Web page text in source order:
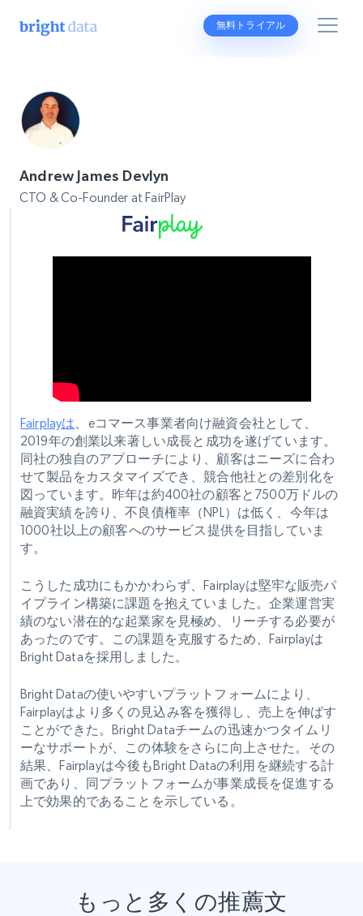
無料トライアル
Andrew James Devlyn
CTO & Co-Founder at FairPlay
Fairplayは、eコマース事業者向け融資会社として、
2019年の創業以来著しい成長と成功を遂げています。
同社の独自のアプローチにより、顧客はニーズに合わ
せて製品をカスタマイズでき、競合他社との差別化を
図っています。昨年は約400社の顧客と7500万ドルの
融資実績を誇り、不良債権率（NPL）は低く、今年は
1000社以上の顧客へのサービス提供を目指していま
す。
こうした成功にもかかわらず、Fairplayは堅牢な販売パ
イプライン構築に課題を抱えていました。企業運営実
績のない潜在的な起業家を見極め、リーチする必要が
あったのです。この課題を克服するため、Fairplayは
Bright Dataを採用しました。
Bright Dataの使いやすいプラットフォームにより、
Fairplayはより多くの見込み客を獲得し、売上を伸ばす
ことができた。Bright Dataチームの迅速かつタイムリ
ーなサポートが、この体験をさらに向上させた。その
結果、Fairplayは今後もBright Dataの利用を継続する計
画であり、同プラットフォームが事業成長を促進する
上で効果的であることを示している。
もっと多くの推薦文